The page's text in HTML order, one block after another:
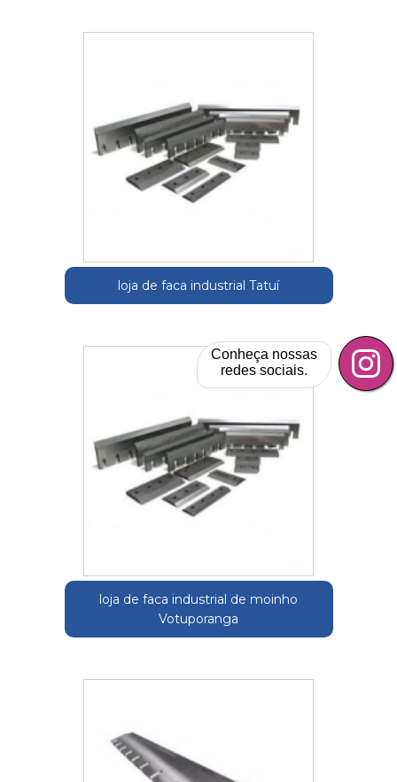
loja de faca industrial Tatuí
loja de faca industrial de moinho
Votuporanga
Conheça nossas
redes sociais.